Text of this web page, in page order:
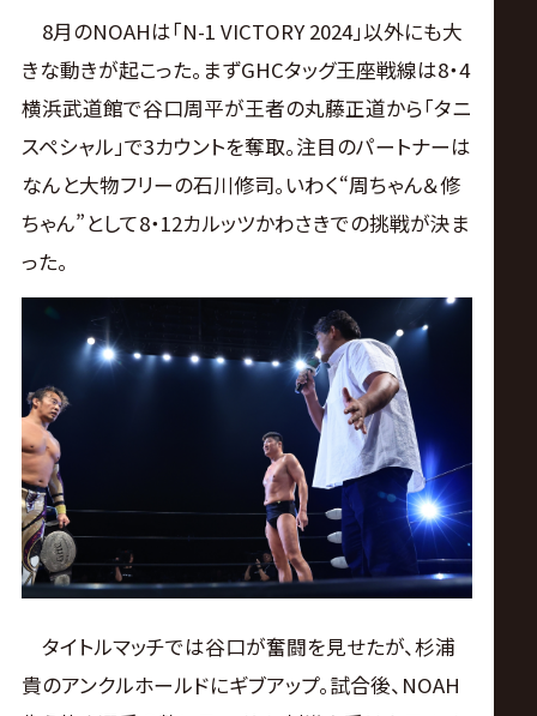
ノ
ア
公
式
イ
ト
8月のNOAHは「N-1 VICTORY 2024」以外にも大
きな動きが起こった。まずGHCタッグ王座戦線は8・4
横浜武道館で谷口周平が王者の丸藤正道から「タニ
スペシャル」で3カウントを奪取。注目のパートナーは
なんと大物フリーの石川修司。いわく“周ちゃん＆修
ちゃん”として8・12カルッツかわさきでの挑戦が決ま
った。
タイトルマッチでは谷口が奮闘を見せたが、杉浦
貴のアンクルホールドにギブアップ。試合後、NOAH